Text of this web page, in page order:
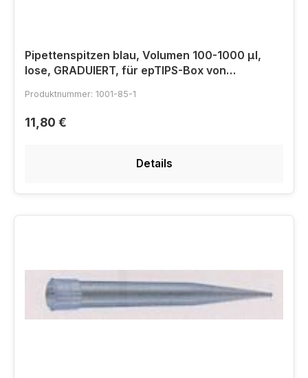
Pipettenspitzen blau, Volumen 100-1000 µl,
lose, GRADUIERT, für epTIPS-Box von
Produktnummer: 1001-85-1
11,80 €
Details